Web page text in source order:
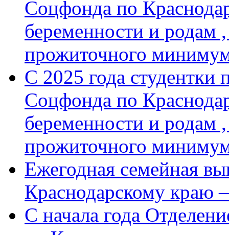
Соцфонда по
беременности и родам
прожиточного
С 2025 года студентки
Соцфонда по
беременности и родам
прожиточного
Ежегодная семейная
Краснодарскому краю
С начала года